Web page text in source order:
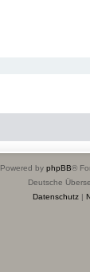
Powered by phpBB®
Deutsche
Datenschutz|